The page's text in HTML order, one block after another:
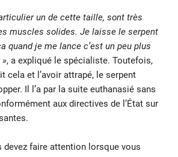
un de cette taille, sont très
muscles solides. Je laisse le serpent
quand je me lance c’est un peu plus
, a expliqué le spécialiste. Toutefois,
cela et l’avoir attrapé, le serpent
Il l’a par la suite euthanasié sans
aux directives de l’État sur
devez faire attention lorsque vous